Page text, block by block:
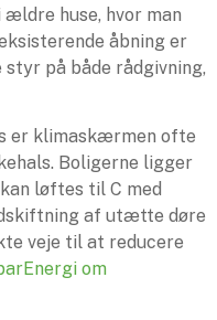
huse, hvor man
åbning er
på både rådgivning,
er klimaskærmen ofte
Boligerne ligger
løftes til C med
af utætte døre
veje til at reducere
om